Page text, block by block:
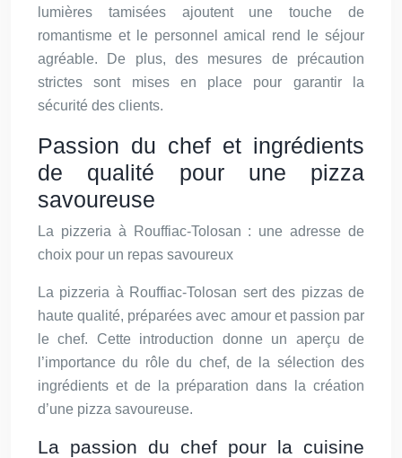
lumières tamisées ajoutent une touche de
romantisme et le personnel amical rend le séjour
agréable. De plus, des mesures de précaution
strictes sont mises en place pour garantir la
sécurité des clients.
Passion du chef et ingrédients
de qualité pour une pizza
savoureuse
La pizzeria à Rouffiac-Tolosan : une adresse de
choix pour un repas savoureux
La pizzeria à Rouffiac-Tolosan sert des pizzas de
haute qualité, préparées avec amour et passion par
le chef. Cette introduction donne un aperçu de
l’importance du rôle du chef, de la sélection des
ingrédients et de la préparation dans la création
d’une pizza savoureuse.
La passion du chef pour la cuisine